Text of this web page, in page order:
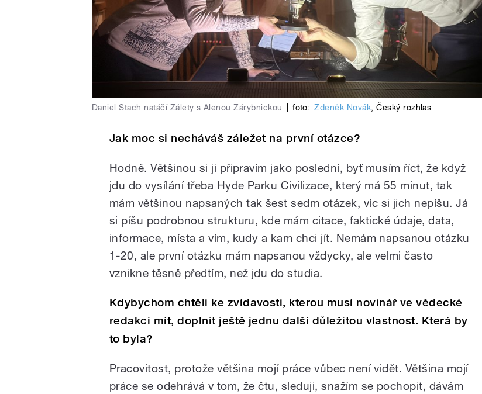
Daniel Stach natáčí Zálety s Alenou Zárybnickou foto: Zdeněk Novák,Český rozhlas
Jak moc si necháváš záležet na první otázce?
Hodně. Většinou si ji připravím jako poslední, byť musím říct, že když
jdu do vysílání třeba Hyde Parku Civilizace, který má 55 minut, tak
mám většinou napsaných tak šest sedm otázek, víc si jich nepíšu. Já
si píšu podrobnou strukturu, kde mám citace, faktické údaje, data,
informace, místa a vím, kudy a kam chci jít. Nemám napsanou otázku
1-20, ale první otázku mám napsanou vždycky, ale velmi často
vznikne těsně předtím, než jdu do studia.
Kdybychom chtěli ke zvídavosti, kterou musí novinář ve vědecké
redakci mít, doplnit ještě jednu další důležitou vlastnost. Která by
to byla?
Pracovitost, protože většina mojí práce vůbec není vidět. Většina mojí
práce se odehrává v tom, že čtu, sleduji, snažím se pochopit, dávám